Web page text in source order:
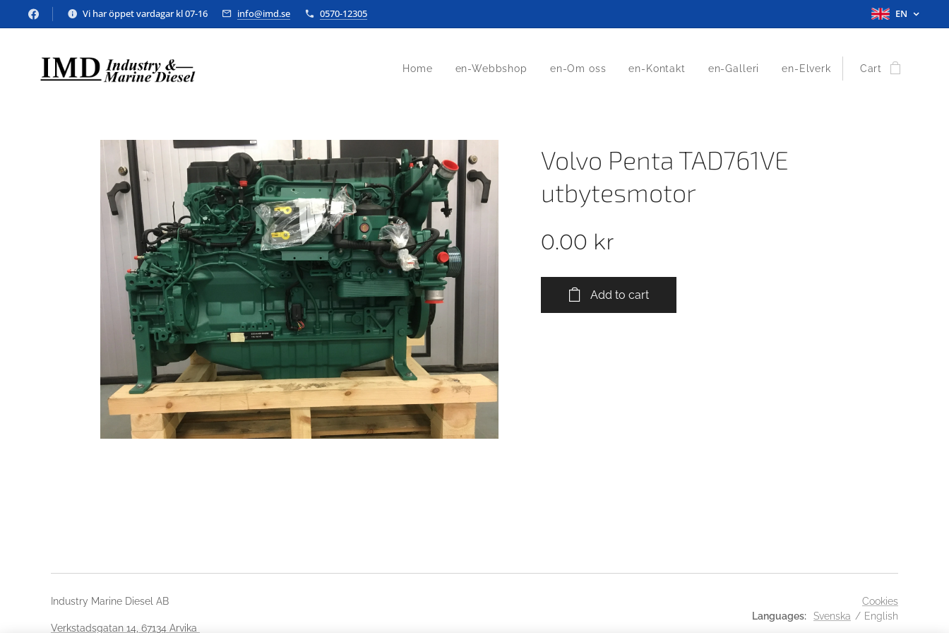
Vi har öppet vardagar kl 07-16 info@imd.se 0570-12305 EN
Home en-Webbshop en-Om oss en-Kontakt en-Galleri en-Elverk Cart
Volvo Penta TAD761VE
utbytesmotor
0.00 kr
Add to cart
Industry Marine Diesel AB
Verkstadsgatan 14, 67134 Arvika
Cookies
Languages
Svenska English